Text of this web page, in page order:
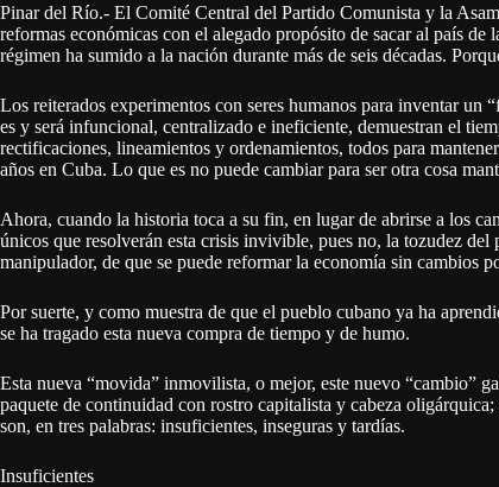
Pinar del Río.- El Comité Central del Partido Comunista y la
reformas económicas con el alegado propósito de sacar al país
régimen ha sumido a la nación durante más de seis décadas.
Los reiterados experimentos con seres humanos para inventar un
es y será infuncional, centralizado e ineficiente, demuestran el
rectificaciones, lineamientos y ordenamientos, todos para
años en Cuba. Lo que es no puede cambiar para ser otra cosa
Ahora, cuando la historia toca a su fin, en lugar de abrirse a los
únicos que resolverán esta crisis invivible, pues no, la tozudez
manipulador, de que se puede reformar la economía sin cambios
Por suerte, y como muestra de que el pueblo cubano ya ha
se ha tragado esta nueva compra de tiempo y de humo.
Esta nueva “movida” inmovilista, o mejor, este nuevo “cambio”
paquete de continuidad con rostro capitalista y cabeza
son, en tres palabras: insuficientes, inseguras y tardías.
Insuficientes